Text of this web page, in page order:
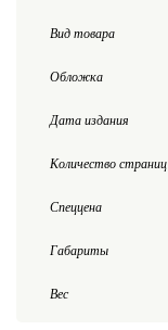
Вид товара
Обложка
Дата издания
Количество страниц
Спеццена
Габариты
Вес